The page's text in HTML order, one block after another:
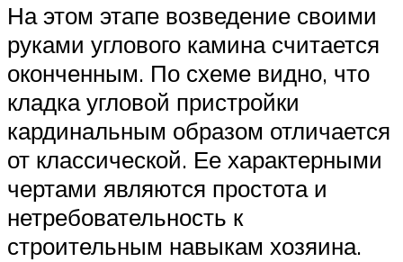
На этом этапе возведение своими
руками углового камина считается
оконченным. По схеме видно, что
кладка угловой пристройки
кардинальным образом отличается
от классической. Ее характерными
чертами являются простота и
нетребовательность к
строительным навыкам хозяина.